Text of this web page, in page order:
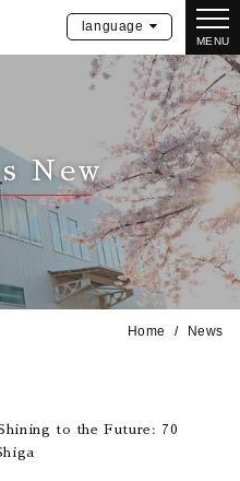
MENU
language
New
Home News
to the Future: 70